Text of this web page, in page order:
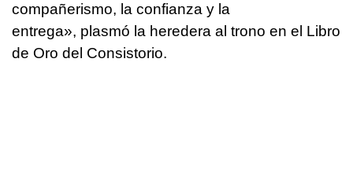
compañerismo, la confianza y la
entrega», plasmó la heredera al trono en el Libro
de Oro del Consistorio.